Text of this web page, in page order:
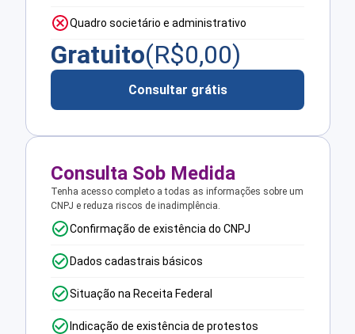
Quadro societário e administrativo
Gratuito(R$0,00)
Consultar grátis
Consulta Sob Medida
Tenha acesso completo a todas as informações sobre um
CNPJ e reduza riscos de inadimplência.
Confirmação de existência do CNPJ
Dados cadastrais básicos
Situação na Receita Federal
Indicação de existência de protestos